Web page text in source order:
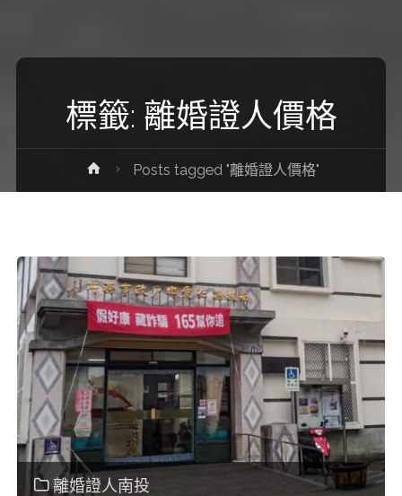
標籤: 離婚證人價格
HomePosts tagged "離婚證人價格"
離婚證人南投